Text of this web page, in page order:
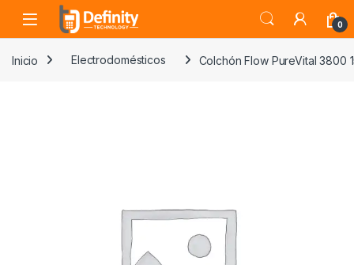
Skip to navigation
Skip to content
Open 0
Inicio Electrodomésticos Colchón Flow PureVital 3800